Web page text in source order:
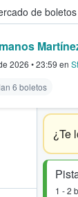
de
los
2026 •23:59 en
6 boletos
¿Te
1 - 2